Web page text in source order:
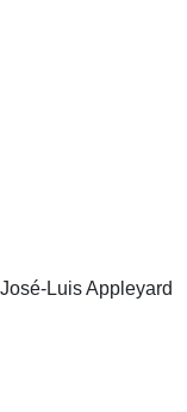
Luis Appleyard